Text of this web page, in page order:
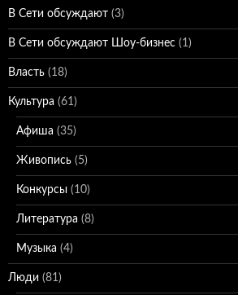
В Сети обсуждают (3)
В Сети обсуждают Шоу-бизнес (1)
Власть (18)
Культура (61)
Афиша (35)
Живопись (5)
Конкурсы (10)
Литература (8)
Музыка (4)
Люди (81)